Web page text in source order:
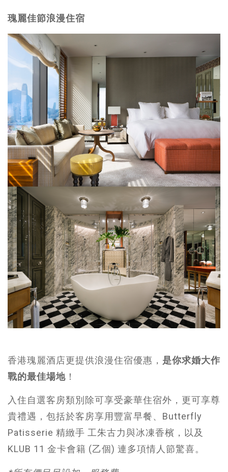
瑰麗佳節浪漫住宿
香港瑰麗酒店更提供浪漫住宿優惠， 是你求婚大作
戰的最佳場地 ！
入住自選客房類別除可享受豪華住宿外，更可享尊
貴禮遇，包括於客房享用豐富早餐、Butterfly
Patisserie 精緻手 工朱古力與冰凍香檳，以及
KLUB 11 金卡會籍 (乙個) 連多項情人節驚喜。